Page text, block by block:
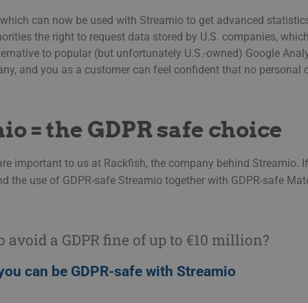
can now be used with Streamio to get advanced
the right to request data stored by U.S. companies,
to popular (but unfortunately U.S.-owned) Google
and you as a customer can feel confident that no personal
= the GDPR safe choice
important to us at Rackfish, the company behind Streamio.
the use of GDPR-safe Streamio together with GDPR-safe
a GDPR fine of up to €10 million?
can be GDPR-safe with Streamio